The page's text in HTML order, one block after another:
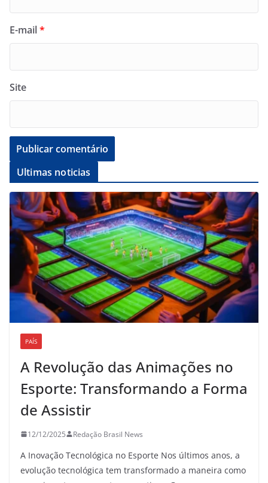
E-mail*
Site
Ultimas noticias
PAÍS
A Revolução das Animações no
Esporte: Transformando a Forma
de Assistir
12/12/2025 Redação Brasil News
A Inovação Tecnológica no Esporte Nos últimos anos, a
evolução tecnológica tem transformado a maneira como